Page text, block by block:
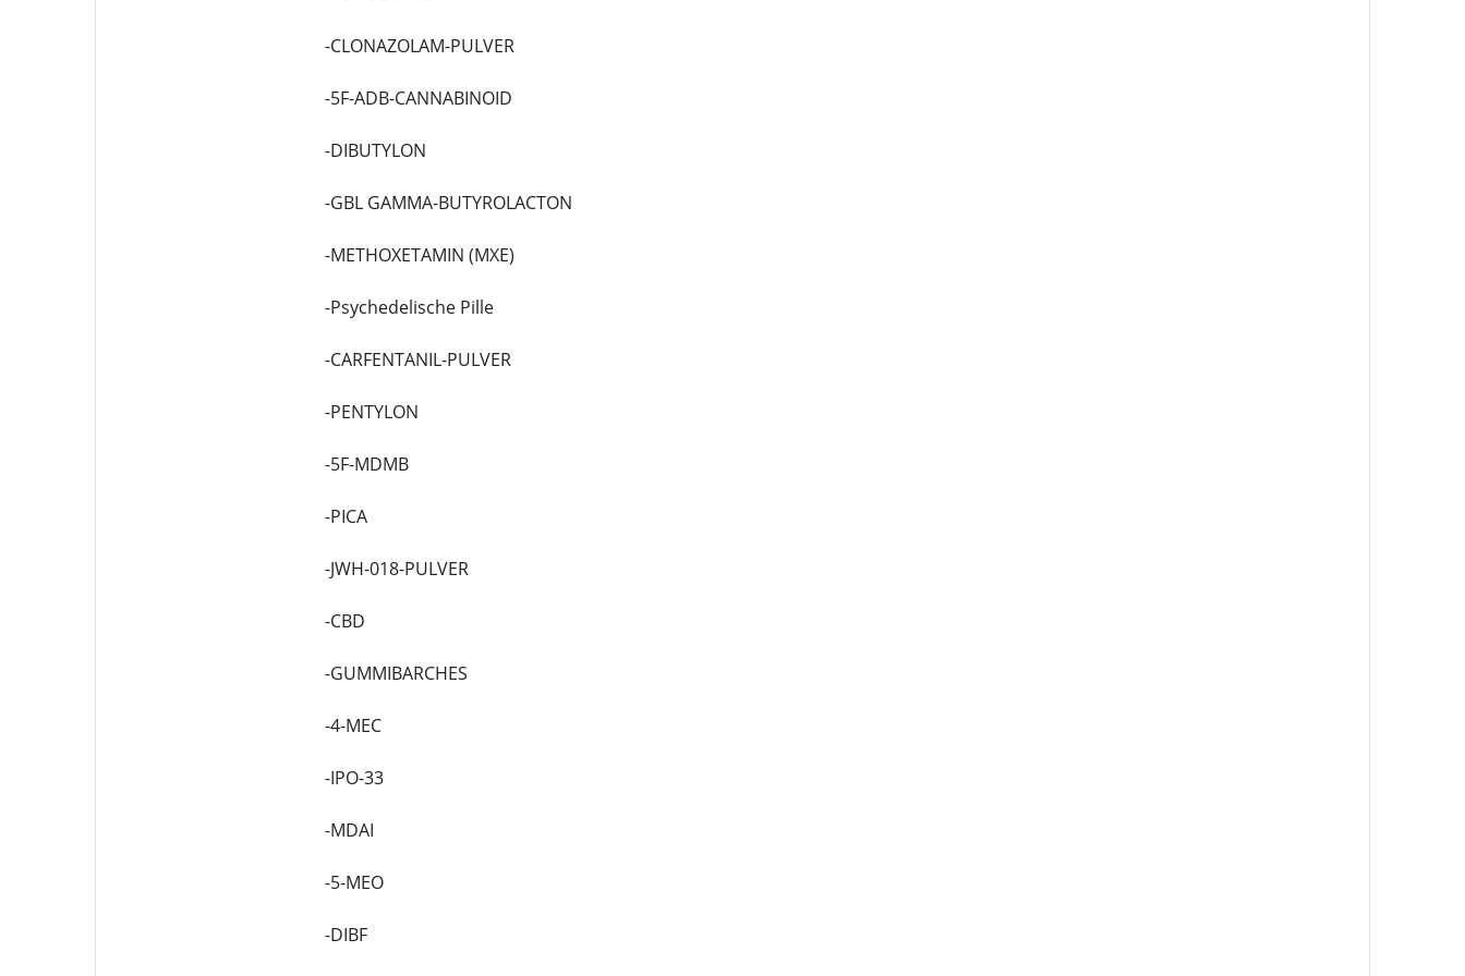
-CLONAZOLAM-PULVER
-5F-ADB-CANNABINOID
-DIBUTYLON
-GBL GAMMA-BUTYROLACTON
-METHOXETAMIN (MXE)
-Psychedelische Pille
-CARFENTANIL-PULVER
-PENTYLON
-5F-MDMB
-PICA
-JWH-018-PULVER
-CBD
-GUMMIBARCHES
-4-MEC
-IPO-33
-MDAI
-5-MEO
-DIBF